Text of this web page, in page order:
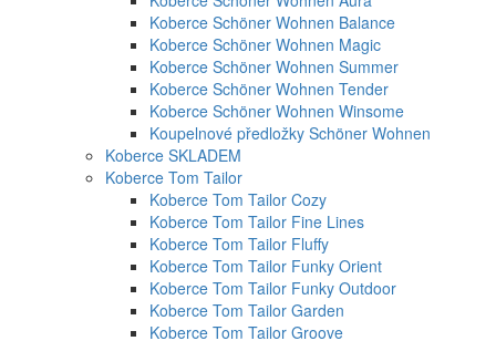
Koberce Schöner Wohnen Balance
Koberce Schöner Wohnen Magic
Koberce Schöner Wohnen Summer
Koberce Schöner Wohnen Tender
Koberce Schöner Wohnen Winsome
Koupelnové předložky Schöner Wohnen
Koberce SKLADEM
Koberce Tom Tailor
Koberce Tom Tailor Cozy
Koberce Tom Tailor Fine Lines
Koberce Tom Tailor Fluffy
Koberce Tom Tailor Funky Orient
Koberce Tom Tailor Funky Outdoor
Koberce Tom Tailor Garden
Koberce Tom Tailor Groove